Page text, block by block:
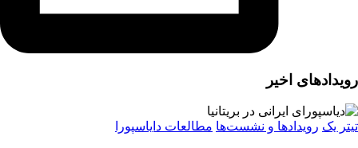
رویدادهای اخیر
تیتر یک رویدادها و نشست‌ها مطالعات دایاسپورا